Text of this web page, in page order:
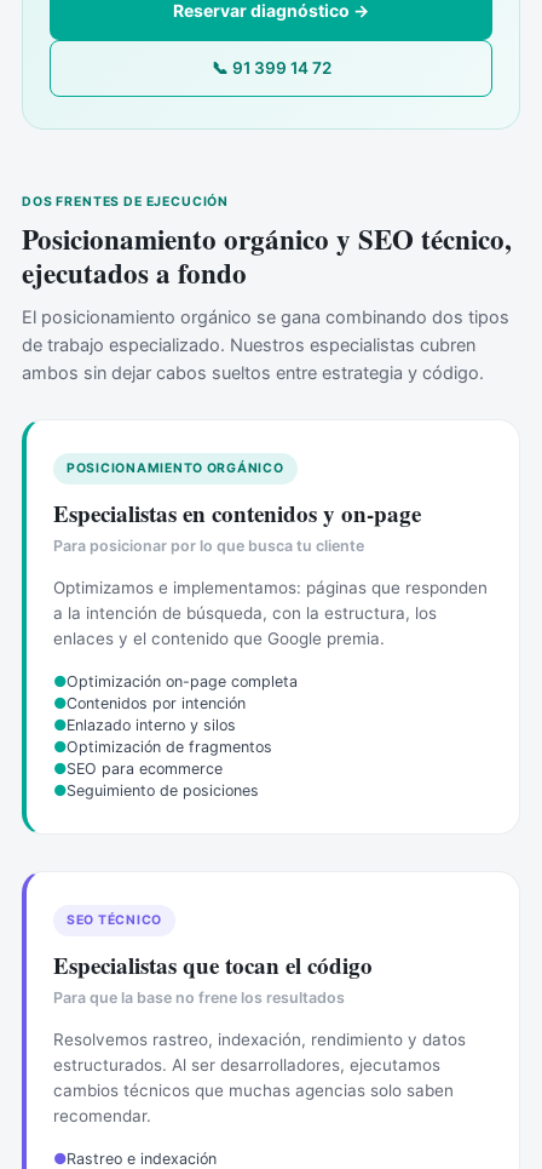
Reservar diagnóstico →
📞 91 399 14 72
DOS FRENTES DE EJECUCIÓN
Posicionamiento orgánico y SEO técnico,
ejecutados a fondo
El posicionamiento orgánico se gana combinando dos tipos
de trabajo especializado. Nuestros especialistas cubren
ambos sin dejar cabos sueltos entre estrategia y código.
POSICIONAMIENTO ORGÁNICO
Especialistas en contenidos y on-page
Para posicionar por lo que busca tu cliente
Optimizamos e implementamos: páginas que responden
a la intención de búsqueda, con la estructura, los
enlaces y el contenido que Google premia.
●Optimización on-page completa
●Contenidos por intención
●Enlazado interno y silos
●Optimización de fragmentos
●SEO para ecommerce
●Seguimiento de posiciones
SEO TÉCNICO
Especialistas que tocan el código
Para que la base no frene los resultados
Resolvemos rastreo, indexación, rendimiento y datos
estructurados. Al ser desarrolladores, ejecutamos
cambios técnicos que muchas agencias solo saben
recomendar.
●Rastreo e indexación